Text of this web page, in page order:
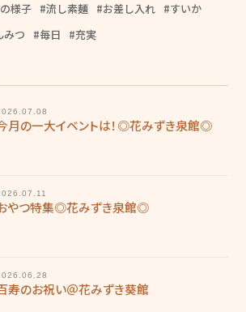
様子 流し素麺 お差し入れ
すいか
みつ 毎日 充実
月の一大イベントは！◎花みずき泉館◎
やつ特集◎花みずき泉館◎
寿のお祝い＠花みずき葵館